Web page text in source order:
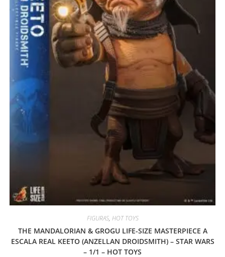
FIGURAS, HOT TOYS
THE MANDALORIAN & GROGU LIFE-SIZE MASTERPIECE A
ESCALA REAL KEETO (ANZELLAN DROIDSMITH) – STAR WARS
– 1/1 – HOT TOYS